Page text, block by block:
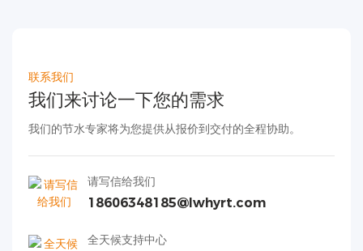
联系我们
我们来讨论一下您的需求
我们的节水专家将为您提供从报价到交付的全程协助。
请写信给我们
18606348185@lwhyrt.com
全天候支持中心